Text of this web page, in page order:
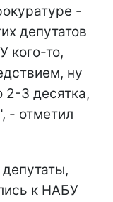
-
депутатов
кого-то,
ну
2-3 десятка,
- отметил
к НАБУ